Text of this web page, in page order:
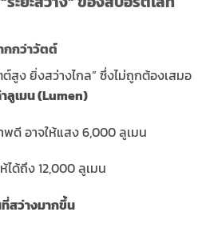
กกว่าวัตต์
สูง ยิ่งสว่างไกล” ซึ่งไม่ถูกต้องเสมอ
ลูเมน (Lumen)
ดี อาจให้แสง 6,000 ลูเมน
ได้ถึง 12,000 ลูเมน
ที่สว่างมากขึ้น